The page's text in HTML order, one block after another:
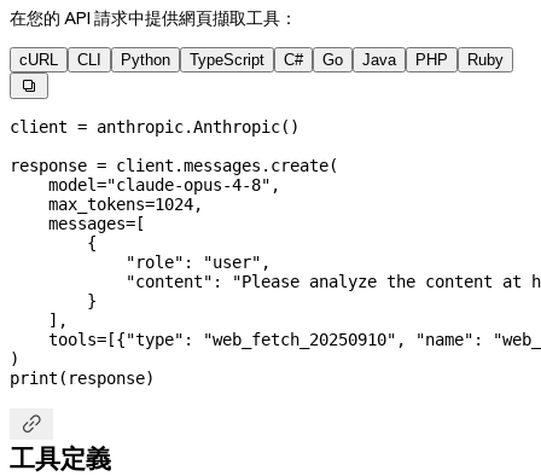
在您的 API 請求中提供網頁擷取工具：
cURL CLI Python TypeScript C# Go Java PHP Ruby

client = anthropic.Anthropic()
response = client.messages.create(
    model
="claude-opus-4-8" ,
    max_tokens
=1024,
    messages
= [
        {
            "role"
: "user" ,
            "content"
:
"Please analyze the content at
        }
    ],
    tools
= [{"type" : "web_fetch_20250910" , "name" :
)
print (response)

工具定義